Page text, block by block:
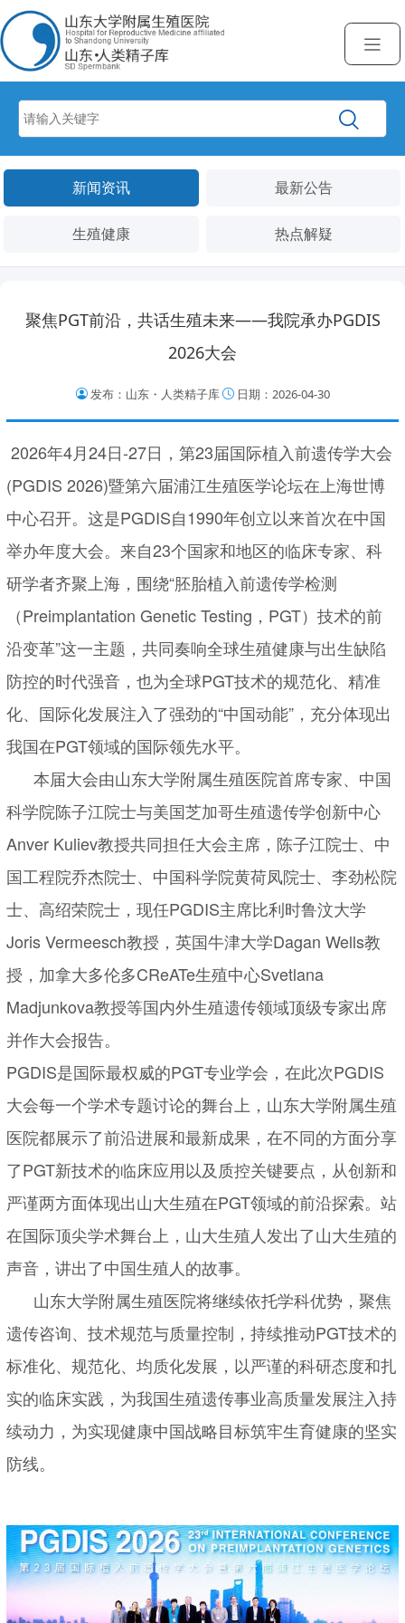
新闻资讯 最新公告
生殖健康 热点解疑
聚焦PGT前沿，共话生殖未来——我院承办PGDIS
2026大会
发布：山东・人类精子库 日期：2026-04-30
2026年4月24日-27日，第23届国际植入前遗传学大会
(PGDIS 2026)暨第六届浦江生殖医学论坛在上海世博
中心召开。这是PGDIS自1990年创立以来首次在中国
举办年度大会。来自23个国家和地区的临床专家、科
研学者齐聚上海，围绕“胚胎植入前遗传学检测
（Preimplantation Genetic Testing，PGT）技术的前
沿变革”这一主题，共同奏响全球生殖健康与出生缺陷
防控的时代强音，也为全球PGT技术的规范化、精准
化、国际化发展注入了强劲的“中国动能”，充分体现出
我国在PGT领域的国际领先水平。
本届大会由山东大学附属生殖医院首席专家、中国
科学院陈子江院士与美国芝加哥生殖遗传学创新中心
Anver Kuliev教授共同担任大会主席，陈子江院士、中
国工程院乔杰院士、中国科学院黄荷凤院士、李劲松院
士、高绍荣院士，现任PGDIS主席比利时鲁汶大学
Joris Vermeesch教授，英国牛津大学Dagan Wells教
授，加拿大多伦多CReATe生殖中心Svetlana
Madjunkova教授等国内外生殖遗传领域顶级专家出席
并作大会报告。
PGDIS是国际最权威的PGT专业学会，在此次PGDIS
大会每一个学术专题讨论的舞台上，山东大学附属生殖
医院都展示了前沿进展和最新成果，在不同的方面分享
了PGT新技术的临床应用以及质控关键要点，从创新和
严谨两方面体现出山大生殖在PGT领域的前沿探索。站
在国际顶尖学术舞台上，山大生殖人发出了山大生殖的
声音，讲出了中国生殖人的故事。
山东大学附属生殖医院将继续依托学科优势，聚焦
遗传咨询、技术规范与质量控制，持续推动PGT技术的
标准化、规范化、均质化发展，以严谨的科研态度和扎
实的临床实践，为我国生殖遗传事业高质量发展注入持
续动力，为实现健康中国战略目标筑牢生育健康的坚实
防线。